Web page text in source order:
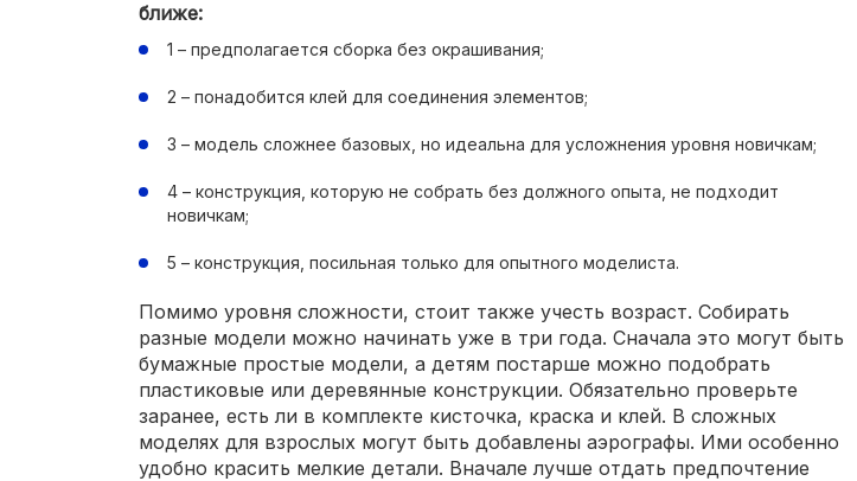
ближе:
1 – предполагается сборка без окрашивания;
2 – понадобится клей для соединения элементов;
3 – модель сложнее базовых, но идеальна для усложнения уровня новичкам;
4 – конструкция, которую не собрать без должного опыта, не подходит
новичкам;
5 – конструкция, посильная только для опытного моделиста.
Помимо уровня сложности, стоит также учесть возраст. Собирать
разные модели можно начинать уже в три года. Сначала это могут быть
бумажные простые модели, а детям постарше можно подобрать
пластиковые или деревянные конструкции. Обязательно проверьте
заранее, есть ли в комплекте кисточка, краска и клей. В сложных
моделях для взрослых могут быть добавлены аэрографы. Ими особенно
удобно красить мелкие детали. Вначале лучше отдать предпочтение